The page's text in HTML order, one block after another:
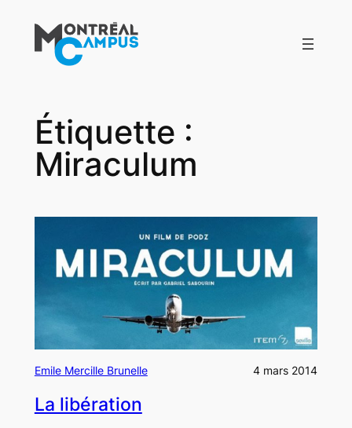
contenu
Étiquette :
Miraculum
Emile Mercille Brunelle 4 mars 2014
La libération